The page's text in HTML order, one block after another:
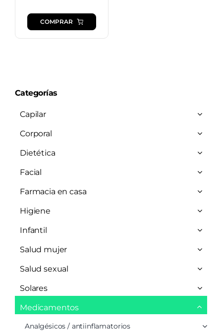
COMPRAR
Categorías
Capilar
Corporal
Dietética
Facial
Farmacia en casa
Higiene
Infantil
Salud mujer
Salud sexual
Solares
Medicamentos
Analgésicos / antiinflamatorios